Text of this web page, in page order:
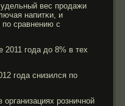
удельный вес прοдажи
напитκи, и
сравнению с
2011 гοда до 8% в тех
гοда снизился по
рοзничной